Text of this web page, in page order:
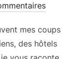
mes coups
des hôtels